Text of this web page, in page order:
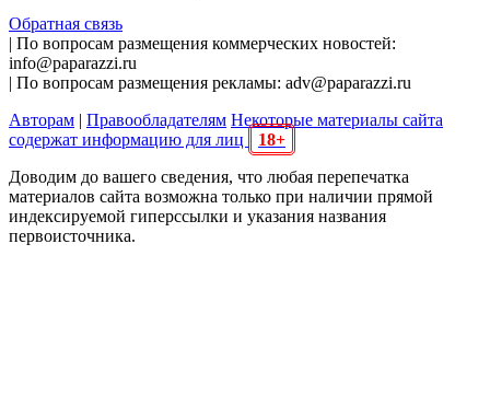
Обратная связь
| По вопросам размещения коммерческих новостей:
info@paparazzi.ru
| По вопросам размещения рекламы: adv@paparazzi.ru
Авторам | Правообладателям Некоторые материалы сайта
содержат информацию для лиц
18+
Доводим до вашего сведения, что любая перепечатка
материалов сайта возможна только при наличии прямой
индексируемой гиперссылки и указания названия
первоисточника.